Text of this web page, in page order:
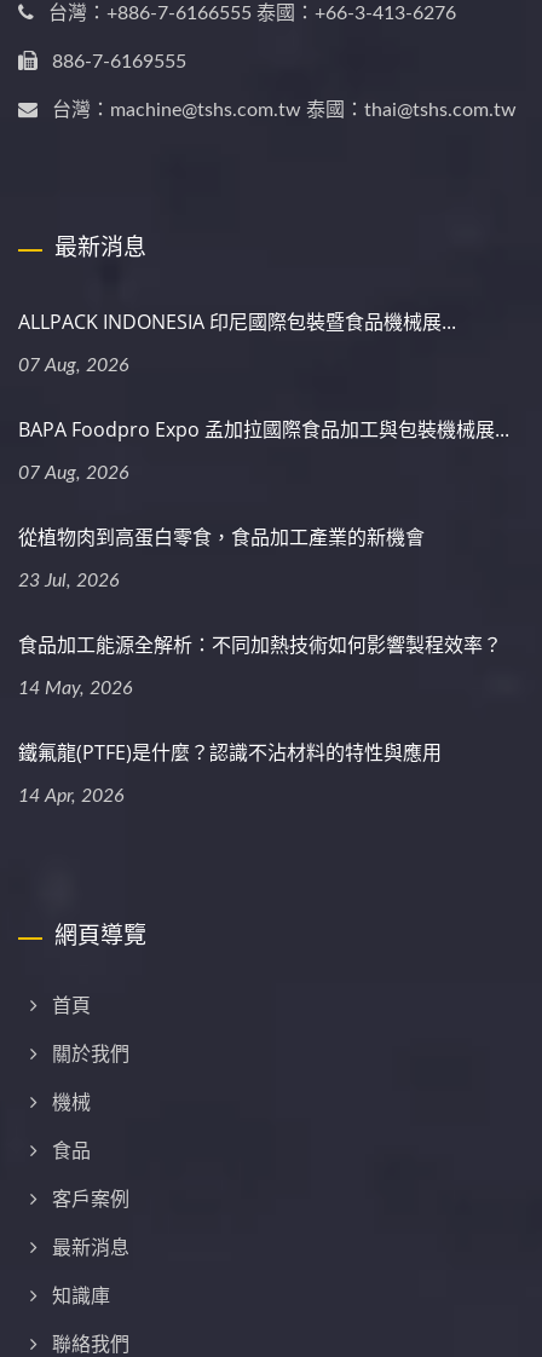
台灣：+886-7-6166555 泰國：+66-3-413-6276
886-7-6169555
台灣：machine@tshs.com.tw 泰國：thai@tshs.com.tw
最新消息
ALLPACK INDONESIA 印尼國際包裝暨食品機械展...
07 Aug, 2026
BAPA Foodpro Expo 孟加拉國際食品加工與包裝機械展...
07 Aug, 2026
從植物肉到高蛋白零食，食品加工產業的新機會
23 Jul, 2026
食品加工能源全解析：不同加熱技術如何影響製程效率？
14 May, 2026
鐵氟龍(PTFE)是什麼？認識不沾材料的特性與應用
14 Apr, 2026
網頁導覽
首頁
關於我們
機械
食品
客戶案例
最新消息
知識庫
聯絡我們